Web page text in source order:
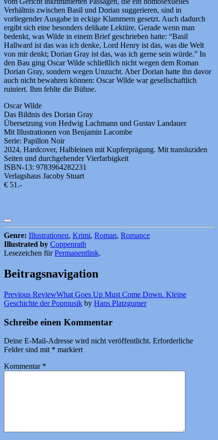
Verhältnis zwischen Basil und Dorian suggerieren, sind in
vorliegender Ausgabe in eckige Klammern gesetzt. Auch dadurch
ergibt sich eine besonders delikate Lektüre. Gerade wenn man
bedenkt, was Wilde in einem Brief geschrieben hatte: “Basil
Hallward ist das was ich denke, Lord Henry ist das, was die Welt
von mir denkt; Dorian Gray ist das, was ich gerne sein würde.” In
den Bau ging Oscar Wilde schließlich nicht wegen dem Roman
Dorian Gray, sondern wegen Unzucht. Aber Dorian hatte ihn davor
auch nicht bewahren können: Oscar Wilde war gesellschaftlich
ruiniert. Ihm fehlte die Bühne.
Oscar Wilde
Das Bildnis des Dorian Gray
Übersetzung von Hedwig Lachmann und Gustav Landauer
Mit Illustrationen von Benjamin Lacombe
Serie: Papillon Noir
2024, Hardcover, Halbleinen mit Kupferprägung. Mit transluziden
Seiten und durchgehender Vierfarbigkeit
ISBN-13: 9783964282231
Verlagshaus Jacoby Stuart
€ 51.-
Genre: Illustrationen, Krimi, Roman, Romance
Illustrated by Coppenrath
Lesezeichen fürPermanentlink.
Beitragsnavigation
Previous ReviewWhat Goes Up Must Come Down. Kleine
Geschichte der Popmusik by Hans Platzgumer
Schreibe einen Kommentar
Deine E-Mail-Adresse wird nicht veröffentlicht. Erforderliche
Felder sind mit * markiert
Kommentar *